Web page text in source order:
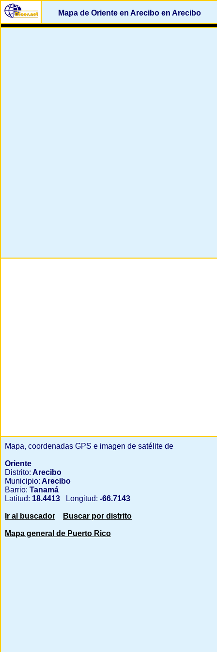
Mapa de Oriente en Arecibo en Arecibo
Mapa, coordenadas GPS e imagen de satélite de
Oriente
Distrito: Arecibo
Municipio: Arecibo
Barrio: Tanamá
Latitud: 18.4413 Longitud: -66.7143
Ir al buscador Buscar por distrito
Mapa general de Puerto Rico